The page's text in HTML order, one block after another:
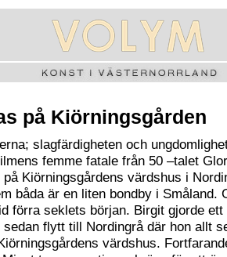
på Kiörningsgården
slagfärdigheten och
femme fatale från 50 –talet
Kiörningsgårdens värdshus i
båda är en liten bondby i Småland.
förra seklets början. Birgit gjorde
flytt till Nordingrå där hon allt
värdshus.